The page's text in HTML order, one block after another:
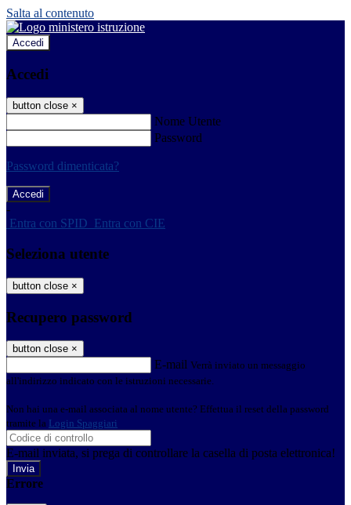
Salta al contenuto
Accedi
Accedi
button close ×
Nome Utente
Password
Password dimenticata?
-
Entra con SPID Entra con CIE
Seleziona utente
button close ×
Recupero password
button close ×
E-mail Verrà inviato un messaggio
all'indirizzo indicato con le istruzioni necessarie.
Non hai una e-mail associata al nome utente? Effettua il reset della password
tramite la Login Spaggiari
E-mail inviata, si prega di controllare la casella di posta elettronica!
Errore